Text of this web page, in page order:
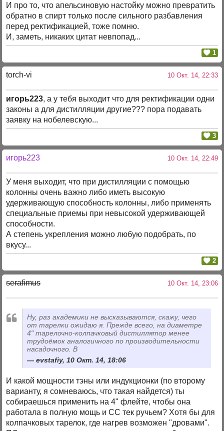
И про то, что апельсиновую настойку можно превратить
обратно в спирт только после сильного разбавления
перед ректификацией, тоже помню.
И, заметь, никаких цитат невпопад...
1
torch-vi 10 Окт. 14, 22:33
игорь223, а у тебя выходит что для ректификации одни
законы а для дистилляции другие??? пора подавать
заявку на нобелевскую...
3
игорь223 10 Окт. 14, 22:49
У меня выходит, что при дистилляции с помощью
колонны очень важно либо иметь высокую
удерживающую способность колонны, либо применять
специальные приемы при невысокой удерживающей
способности.
А степень укрепления можно любую подобрать, по
вкусу...
2
serafimus 10 Окт. 14, 23:06
Ну, раз академики не высказываются, скажу, чего
от тарелки ожидаю я. Прежде всего, на диаметре
4" тарелочно-колпачковый дистиллятор менее
трудоёмок аналогичного по производительности
насадочного. В
evstafiy, 10 Окт. 14, 18:06
И какой мощности тэны или индукционки (по второму
варианту, я сомневаюсь, что такая найдется) ты
собираешься применить на 4" флейте, чтобы она
работала в полную мощь и СС тек ручьем? Хотя бы для
колпачковых тарелок, где нагрев возможен "дровами".